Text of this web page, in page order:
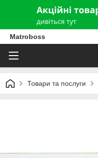
Matroboss
Товари та послуги